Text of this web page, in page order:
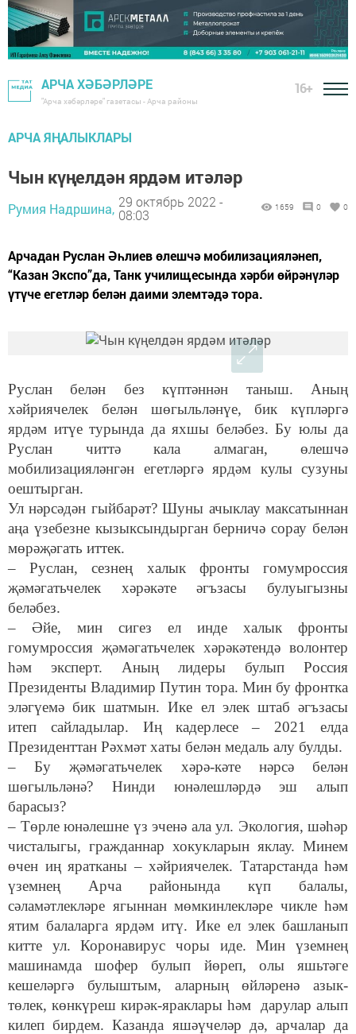
АРЧА ХӘБӘРЛӘРЕ
"Арча хәбәрләре" газетасы - Арча районы
16+
АРЧА ЯҢАЛЫКЛАРЫ
Чын күңелдән ярдәм итәләр
Румия Надршина, 29 октябрь 2022 -
08:03
1659 0 0
Арчадан Руслан Әһлиев өлешчә мобилизацияләнеп,
“Казан Экспо”да, Танк училищесында хәрби өйрәнүләр
үтүче егетләр белән даими элемтәдә тора.
Руслан белән без күптәннән таныш. Аның
хәйриячелек белән шөгыльләнүе, бик күпләргә
ярдәм итүе турында да яхшы беләбез. Бу юлы да
Руслан читтә кала алмаган, өлешчә
мобилизацияләнгән егетләргә ярдәм кулы сузуны
оештырган.
Ул нәрсәдән гыйбарәт? Шуны ачыклау максатыннан
аңа үзебезне кызыксындырган берничә сорау белән
мөрәҗәгать иттек.
– Руслан, сезнең халык фронты гомумроссия
җәмәгатьчелек хәрәкәте әгъзасы булуыгызны
беләбез.
– Әйе, мин сигез ел инде халык фронты
гомумроссия җәмәгатьчелек хәрәкәтендә волонтер
һәм эксперт. Аның лидеры булып Россия
Президенты Владимир Путин тора. Мин бу фронтка
эләгүемә бик шатмын. Ике ел элек штаб әгъзасы
итеп сайладылар. Иң кадерлесе – 2021 елда
Президенттан Рәхмәт хаты белән медаль алу булды.
– Бу җәмәгатьчелек хәрә-кәте нәрсә белән
шөгыльләнә? Нинди юнәлешләрдә эш алып
барасыз?
– Төрле юнәлешне үз эченә ала ул. Экология, шәһәр
чисталыгы, гражданнар хокукларын яклау. Минем
өчен иң яратканы – хәйриячелек. Татарстанда һәм
үземнең Арча районында күп балалы,
сәламәтлекләре ягыннан мөмкинлекләре чикле һәм
ятим балаларга ярдәм итү. Ике ел элек башланып
китте ул. Коронавирус чоры иде. Мин үземнең
машинамда шофер булып йөреп, олы яшьтәге
кешеләргә булыштым, аларның өйләренә азык-
төлек, көнкүреш кирәк-яраклары һәм дарулар алып
килеп бирдем. Казанда яшәүчеләр дә, арчалар да